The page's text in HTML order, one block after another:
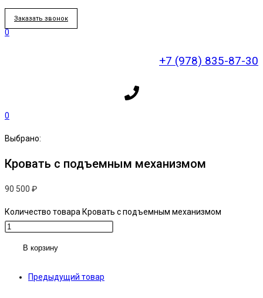
Заказать звонок
0
+7 (978) 835-87-30
0
Выбрано:
Кровать с подъемным механизмом
90 500 ₽
Количество товара Кровать с подъемным механизмом
В корзину
Предыдущий товар